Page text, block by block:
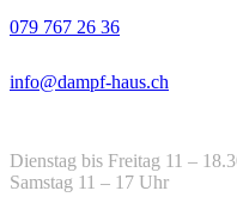
079 767 26 36
info@dampf-haus.ch
Dienstag bis Freitag 11 –
Samstag 11 – 17 Uhr